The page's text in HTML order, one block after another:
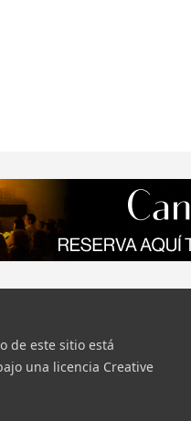
de este sitio está
una licencia Creative